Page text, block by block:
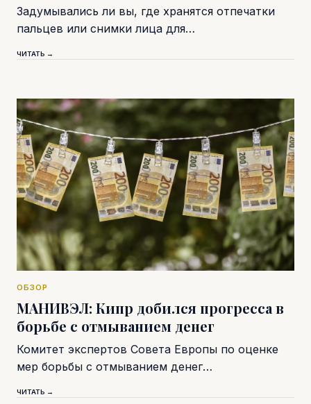
Задумывались ли вы, где хранятся отпечатки
пальцев или снимки лица для…
ЧИТАТЬ →
ОБЗОР
МАНИВЭЛ: Кипр добился прогресса в
борьбе с отмыванием денег
Комитет экспертов Совета Европы по оценке
мер борьбы с отмыванием денег…
ЧИТАТЬ →